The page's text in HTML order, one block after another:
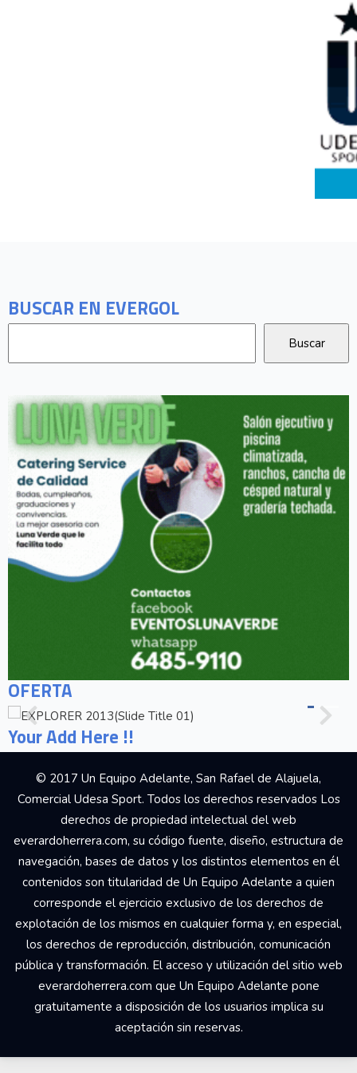
BUSCAR EN EVERGOL
OFERTA
Your Add Here !!
© 2017 Un Equipo Adelante, San Rafael de Alajuela,
Comercial Udesa Sport. Todos los derechos reservados Los
derechos de propiedad intelectual del web
everardoherrera.com, su código fuente, diseño, estructura de
navegación, bases de datos y los distintos elementos en él
contenidos son titularidad de Un Equipo Adelante a quien
corresponde el ejercicio exclusivo de los derechos de
explotación de los mismos en cualquier forma y, en especial,
los derechos de reproducción, distribución, comunicación
pública y transformación. El acceso y utilización del sitio web
everardoherrera.com que Un Equipo Adelante pone
gratuitamente a disposición de los usuarios implica su
aceptación sin reservas.